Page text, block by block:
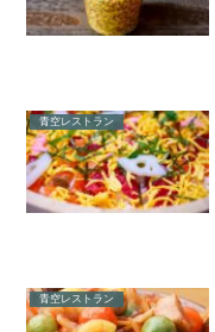
青空レストラン
青空レストラン